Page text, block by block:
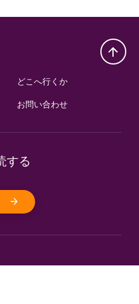
どこへ行くか
お問い合わせ
する